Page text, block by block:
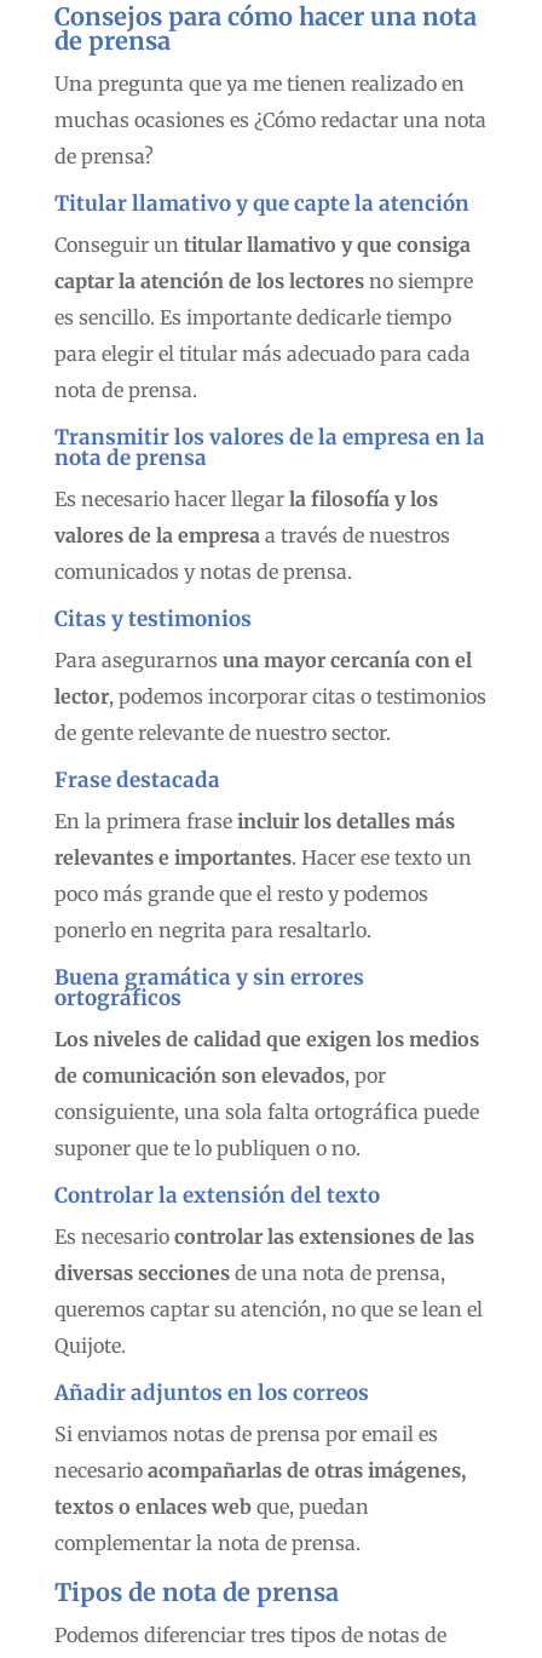
Consejos para cómo hacer una nota
de prensa
Una pregunta que ya me tienen realizado en
muchas ocasiones es ¿Cómo redactar una nota
de prensa?
Titular llamativo y que capte la atención
Conseguir un titular llamativo y que consiga
captar la atención de los lectoresno siempre
es sencillo. Es importante dedicarle tiempo
para elegir el titular más adecuado para cada
nota de prensa.
Transmitir los valores de la empresaen la
nota de prensa
Es necesario hacer llegar la filosofía y los
valores de la empresa a través de nuestros
comunicados y notas de prensa.
Citas y testimonios
Para asegurarnos una mayor cercanía con el
lector, podemos incorporar citas o testimonios
de gente relevante de nuestro sector.
Frase destacada
En la primera frase incluir los detalles más
relevantes e importantes. Hacer ese texto un
poco más grande que el resto y podemos
ponerlo en negrita para resaltarlo.
Buena gramática y sin errores
ortográficos
Los niveles de calidad que exigen los medios
de comunicación son elevados, por
consiguiente, una sola falta ortográfica puede
suponer que te lo publiquen o no.
Controlar la extensión del texto
Es necesario controlar las extensiones de las
diversas seccionesde una nota de prensa,
queremos captar su atención, no que se lean el
Quijote.
Añadir adjuntos en los correos
Si enviamos notas de prensa por email es
necesario acompañarlas de otras imágenes,
textos o enlaces webque, puedan
complementar la nota de prensa.
Tipos de nota de prensa
Podemos diferenciar tres tipos de notas de